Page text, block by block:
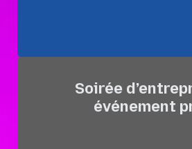
Soirée
événement